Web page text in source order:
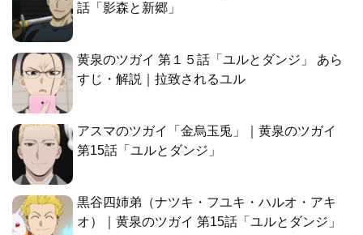
話「影森と新郷」
黄泉のツガイ 第１５話「ユルとダンジ」 あら
すじ・解説｜拉致されるユル
アスマのツガイ「金烏玉兎」｜黄泉のツガイ
第15話「ユルとダンジ」
黒谷四姉弟（ナツキ・フユキ・ハルオ・アキ
オ）｜黄泉のツガイ 第15話「ユルとダンジ」